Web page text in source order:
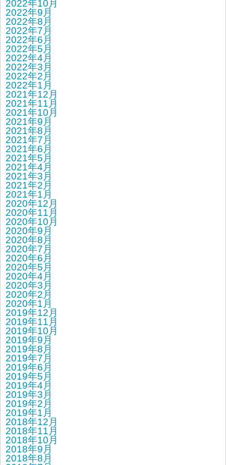
2022年10月
2022年9月
2022年8月
2022年7月
2022年6月
2022年5月
2022年4月
2022年3月
2022年2月
2022年1月
2021年12月
2021年11月
2021年10月
2021年9月
2021年8月
2021年7月
2021年6月
2021年5月
2021年4月
2021年3月
2021年2月
2021年1月
2020年12月
2020年11月
2020年10月
2020年9月
2020年8月
2020年7月
2020年6月
2020年5月
2020年4月
2020年3月
2020年2月
2020年1月
2019年12月
2019年11月
2019年10月
2019年9月
2019年8月
2019年7月
2019年6月
2019年5月
2019年4月
2019年3月
2019年2月
2019年1月
2018年12月
2018年11月
2018年10月
2018年9月
2018年8月